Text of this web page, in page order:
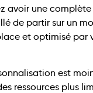
avoir une
de partir sur un
et optimisé par
est
ressources plus